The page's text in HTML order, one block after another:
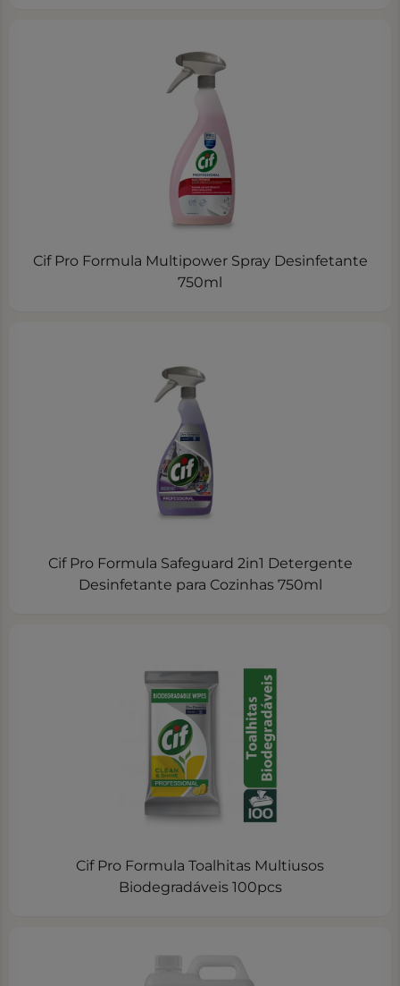
Cif Pro Formula Multipower Spray Desinfetante
750ml
Cif Pro Formula Safeguard 2in1 Detergente
Desinfetante para Cozinhas 750ml
Cif Pro Formula Toalhitas Multiusos
Biodegradáveis 100pcs